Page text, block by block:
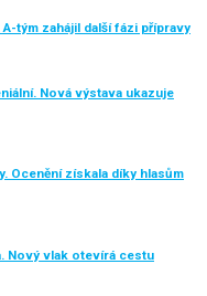
tým zahájil další fázi přípravy
Nová výstava ukazuje
Ocenění získala díky hlasům
Nový vlak otevírá cestu